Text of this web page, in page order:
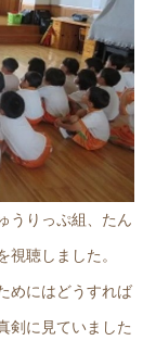
うりっぷ組、たん
聴しました。
めにはどうすれば
剣に見ていました